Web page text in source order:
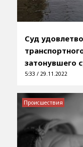
Суд
затонувшего
5:33 / 29.11.2022
Происшествия